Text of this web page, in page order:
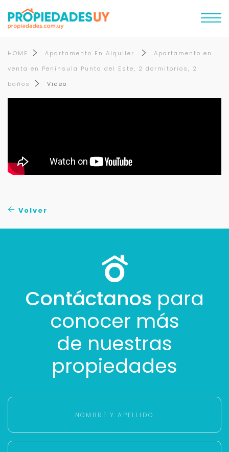
HOME Apartamento En Alquiler
Apartamento en
venta en Península Punta del Este, 2 dormitorios, 2
baños
Video
Volver
Contáctanos para
conocer más
de nuestras
propiedades